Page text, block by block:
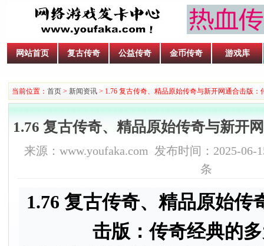
网站首页 复古传奇 公益传奇 金币传奇 游戏库
当前位置： 首页 > 新闻资讯 > 1.76 复古传奇、精品原始传奇与新开网通合击版：
1.76 复古传奇、精品原始传奇与新开
来源：www.youfaka.com 发布时间：2025-06-
条
1.76 复古传奇、精品原始传
击版：传奇经典的